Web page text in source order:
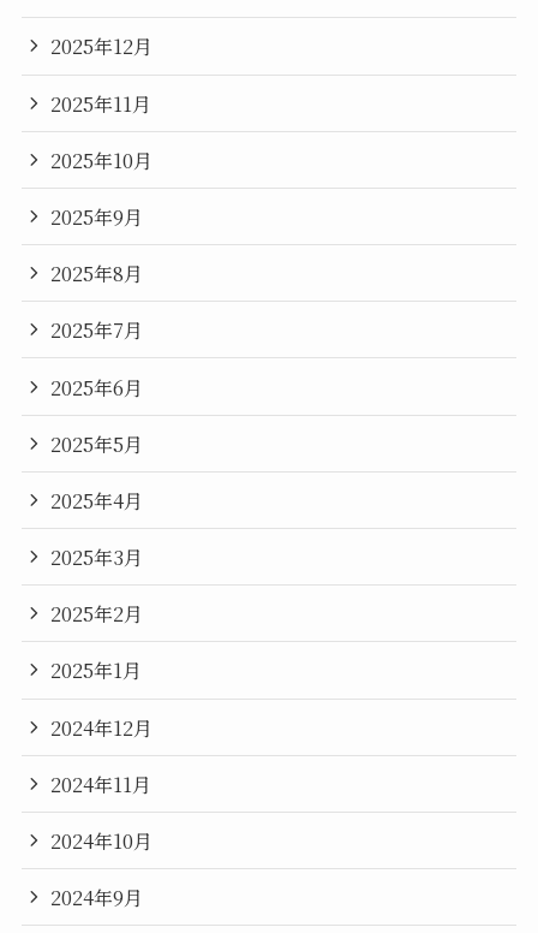
2025年12月
2025年11月
2025年10月
2025年9月
2025年8月
2025年7月
2025年6月
2025年5月
2025年4月
2025年3月
2025年2月
2025年1月
2024年12月
2024年11月
2024年10月
2024年9月